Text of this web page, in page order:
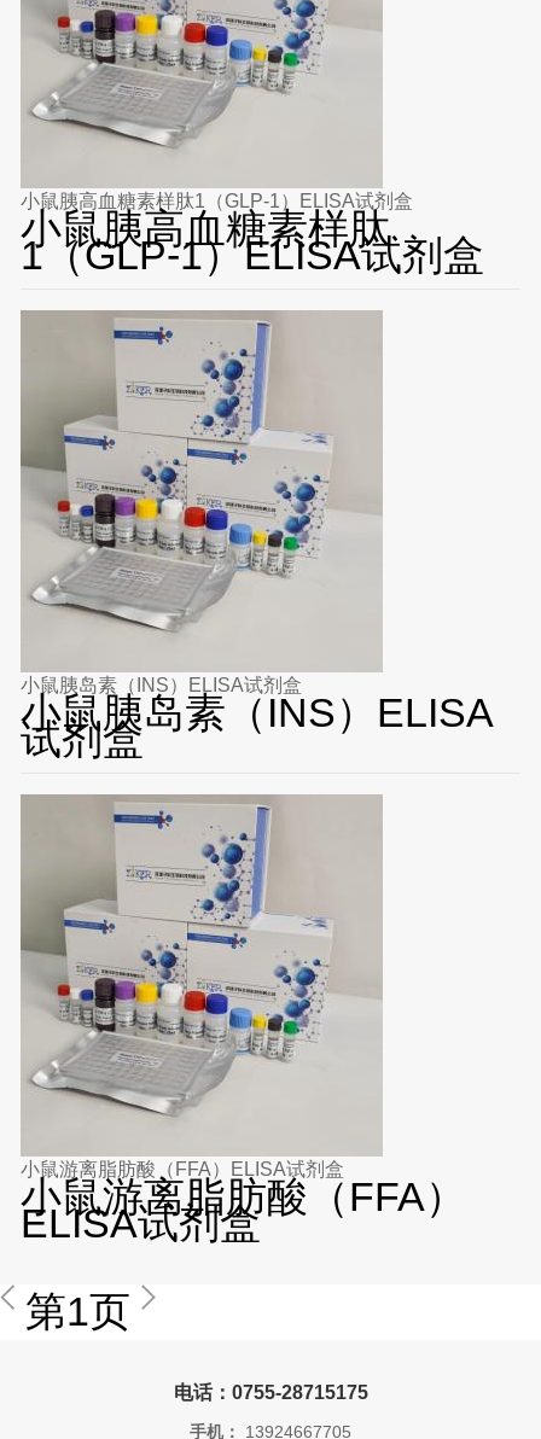
小鼠胰高血糖素样肽1（GLP-1）ELISA试剂盒
小鼠胰高血糖素样肽
1（GLP-1）ELISA试剂盒
小鼠胰岛素（INS）ELISA试剂盒
小鼠胰岛素（INS）ELISA
试剂盒
小鼠游离脂肪酸（FFA）ELISA试剂盒
小鼠游离脂肪酸（FFA）
ELISA试剂盒
第1页
电话：0755-28715175
手机： 13924667705